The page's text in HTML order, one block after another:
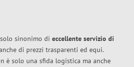
sinonimo di eccellente servizio di
di prezzi trasparenti ed equi.
è solo una sfida logistica ma anche